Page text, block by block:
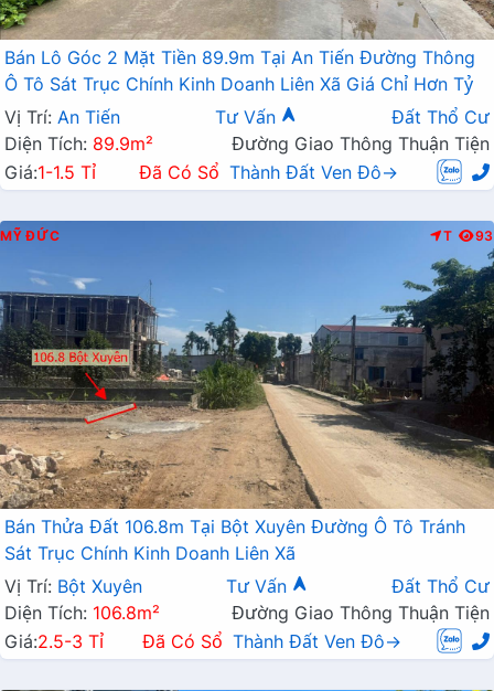
Bán Lô Góc 2 Mặt Tiền 89.9m Tại An Tiến Đường Thông
Ô Tô Sát Trục Chính Kinh Doanh Liên Xã Giá Chỉ Hơn Tỷ
Vị Trí: An Tiến Tư Vấn
Đất Thổ Cư
Diện Tích: 89.9m²
Đường Giao Thông Thuận Tiện
Giá:1-1.5 Tỉ Đã Có Sổ Thành Đất Ven Đô→
MỸ ĐỨC T 93
Bán Thửa Đất 106.8m Tại Bột Xuyên Đường Ô Tô Tránh
Sát Trục Chính Kinh Doanh Liên Xã
Vị Trí: Bột Xuyên Tư Vấn
Đất Thổ Cư
Diện Tích: 106.8m²
Đường Giao Thông Thuận Tiện
Giá:2.5-3 Tỉ Đã Có Sổ Thành Đất Ven Đô→